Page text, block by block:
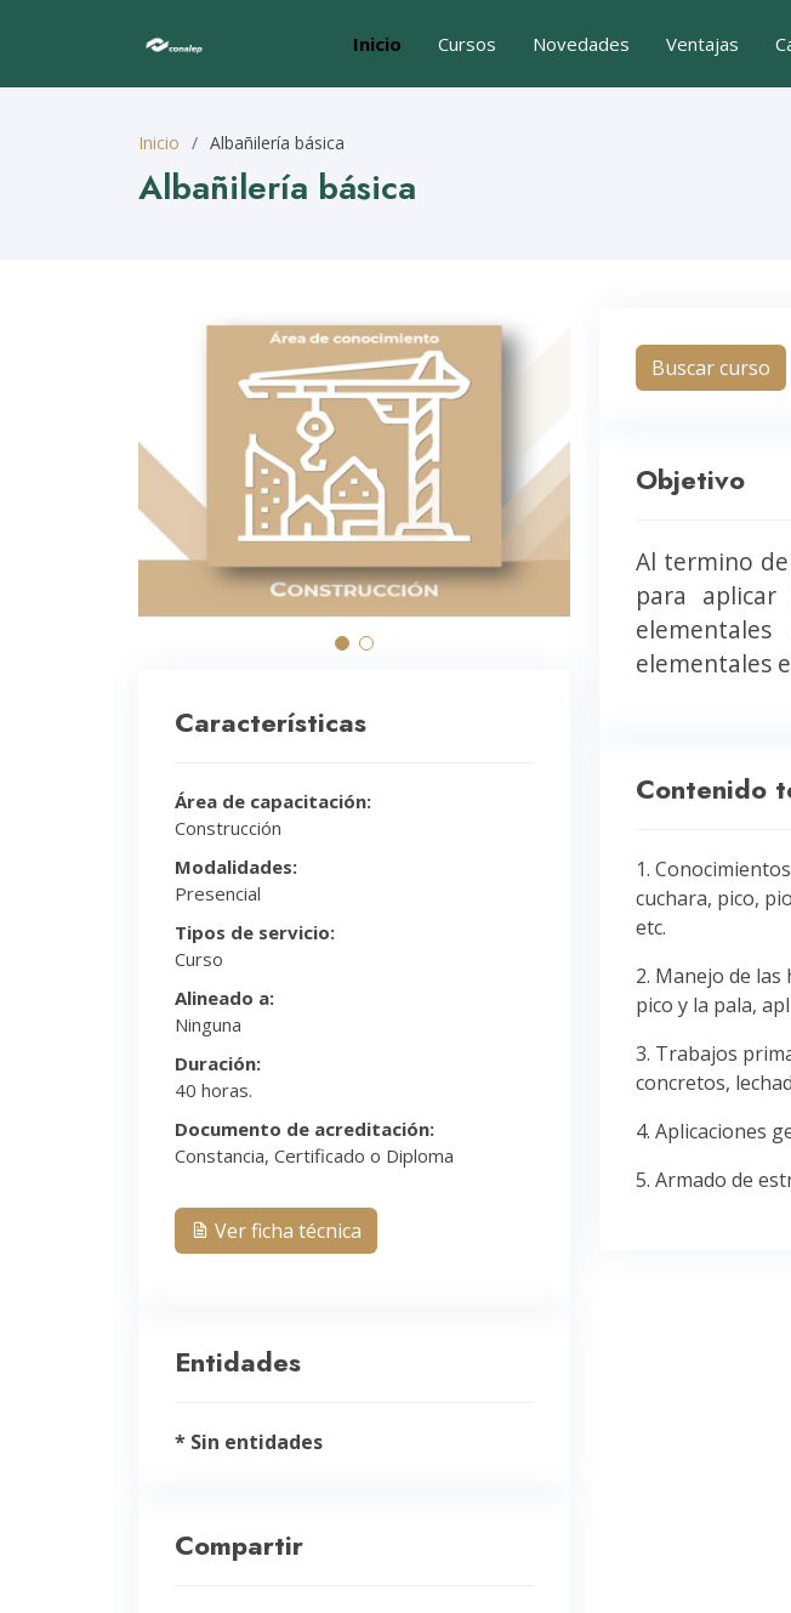
Inicio Cursos Novedades Ventajas
Inicio Albañilería básica
Albañilería básica
Características
Área de capacitación:
Construcción
Modalidades:
Presencial
Tipos de servicio:
Curso
Alineado a:
Ninguna
Duración:
40 horas.
Documento de acreditación:
Constancia, Certificado o Diploma
Ver ficha técnica
Entidades
* Sin entidades
Compartir
Buscar curso
Objetivo
Al termino
para
elementales
Contenido
1.
cuchara, pico,
etc.
2. Manejo de
pico y la pala,
3. Trabajos
concretos,
4. Aplicaciones
5. Armado de